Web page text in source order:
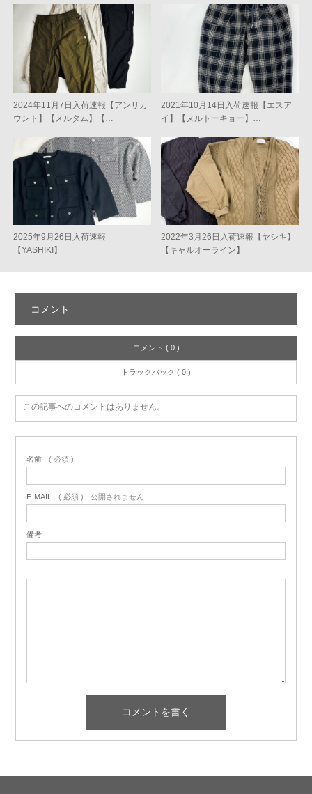
2024年11月7日入荷速報【アンリカ
ウント】【メルタム】【…
2021年10月14日入荷速報【エスア
イ】【ヌルトーキョー】…
2025年9月26日入荷速報
【YASHIKI】
2022年3月26日入荷速報【ヤシキ】
【キャルオーライン】
コメント
コメント ( 0 )
トラックバック ( 0 )
この記事へのコメントはありません。
名前 ( 必須 )
E-MAIL ( 必須 ) - 公開されません -
備考